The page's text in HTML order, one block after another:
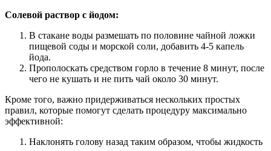
Солевой раствор с йодом:
В стакане воды размешать по половине чайной ложки
пищевой соды и морской соли, добавить 4-5 капель
йода.
Прополоскать средством горло в течение 8 минут, после
чего не кушать и не пить чай около 30 минут.
Кроме того, важно придерживаться нескольких простых
правил, которые помогут сделать процедуру максимально
эффективной:
Наклонять голову назад таким образом, чтобы жидкость